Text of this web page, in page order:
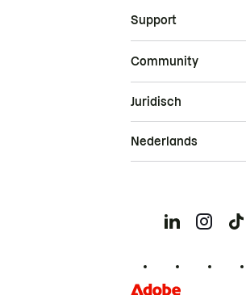
Support
Community
Juridisch
Nederlands